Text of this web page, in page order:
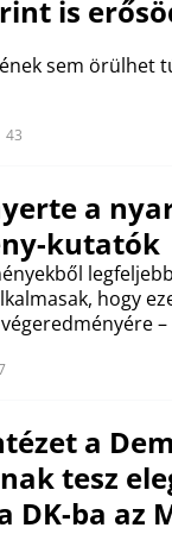
is
sem örülhet
43
a
kutatók
hogy
a
tesz
DK-ba az